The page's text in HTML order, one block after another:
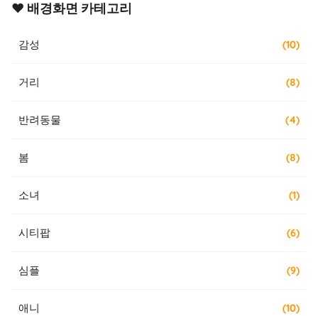
❤️ 배경화면 카테고리
감성 (10)
거리 (8)
반려동물 (4)
봄 (8)
소녀 (1)
시티팝 (6)
심플 (9)
애니 (10)